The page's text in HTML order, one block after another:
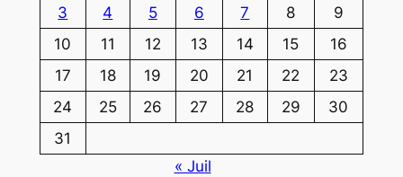
3
4 5 6 7 8
9
10
11 12 13 14 15
16
17
18 19 20 21 22
23
24
25 26 27 28 29
30
31
« Juil